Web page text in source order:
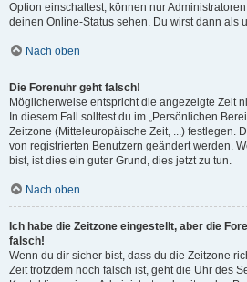
Option einschaltest, können nur
deinen Online-Status sehen. Du wirst dann als
Nach oben
Die Forenuhr geht falsch!
Möglicherweise entspricht die angezeigte Zeit
In diesem Fall solltest du im „Persönlichen
Zeitzone (Mitteleuropäische Zeit, ...) festlegen.
von registrierten Benutzern geändert werden.
bist, ist dies ein guter Grund, dies jetzt zu tun.
Nach oben
Ich habe die Zeitzone eingestellt, aber die
falsch!
Wenn du dir sicher bist, dass du die Zeitzone
Zeit trotzdem noch falsch ist, geht die Uhr des